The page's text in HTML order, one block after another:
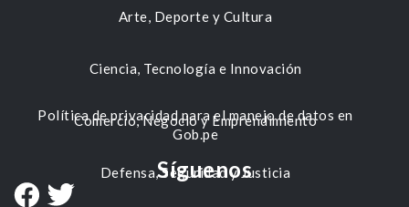
Arte, Deporte y Cultura
Ciencia, Tecnología e Innovación
Comercio, Negocio y Emprendimiento
Defensa, Seguridad y Justicia
Política de privacidad para el manejo de datos en
Gob.pe
Síguenos